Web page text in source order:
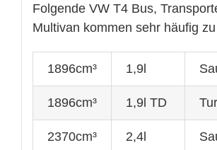
Folgende VW T4 Bus,
Multivan kommen sehr häufig
1896cm³ 1,9l
1896cm³ 1,9l TD
2370cm³ 2,4l